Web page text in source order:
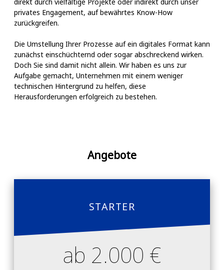
privates Engagement, auf bewährtes Know-How
zurückgreifen.
Die Umstellung Ihrer Prozesse auf ein digitales Format kann
zunächst einschüchternd oder sogar abschreckend wirken.
Doch Sie sind damit nicht allein. Wir haben es uns zur
Aufgabe gemacht, Unternehmen mit einem weniger
technischen Hintergrund zu helfen, diese
Herausforderungen erfolgreich zu bestehen.
Angebote
STARTER
ab 2.000 €